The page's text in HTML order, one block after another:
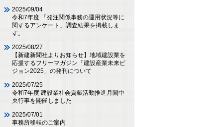
2025/09/04
令和7年度 「発注関係事務の運用状況等に
関するアンケート」調査結果を掲載しま
す。
2025/08/27
【新建新聞社よりお知らせ】地域建設業を
応援するフリーマガジン「建設産業未来ビ
ジョン2025」の発刊について
2025/07/25
令和7年度 建設業社会貢献活動推進月間中
央行事を開催しました
2025/07/01
事務所移転のご案内